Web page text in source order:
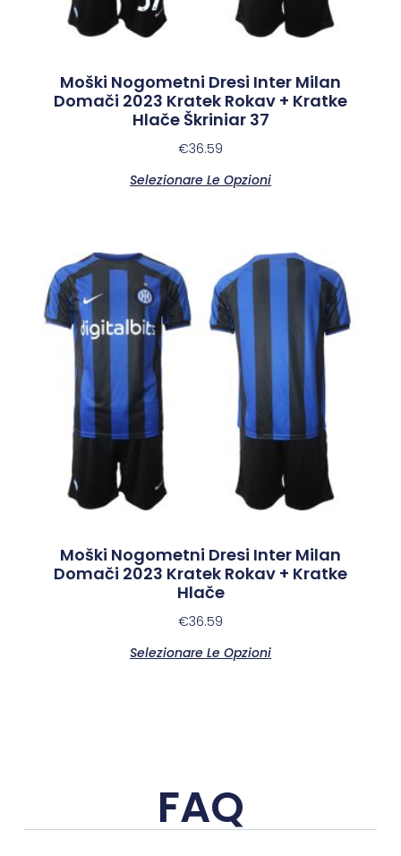
Moški Nogometni Dresi Inter Milan
Domači 2023 Kratek Rokav + Kratke
Hlače Škriniar 37
€36.59
Selezionare Le Opzioni
Moški Nogometni Dresi Inter Milan
Domači 2023 Kratek Rokav + Kratke
Hlače
€36.59
Selezionare Le Opzioni
FAQ